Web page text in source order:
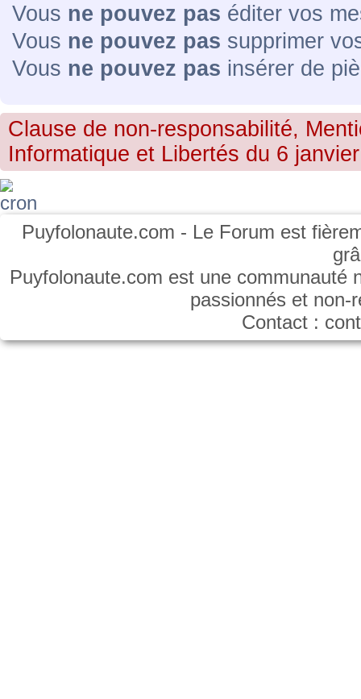
Vous ne pouvez pas éditer vos
Vous ne pouvez pas supprimer
Vous ne pouvez pas insérer de
Clause de non-responsabilité,
Informatique et Libertés du 6
Puyfolonaute.com - Le Forum est
Puyfolonaute.com est une communauté
passionnés et
Contact :